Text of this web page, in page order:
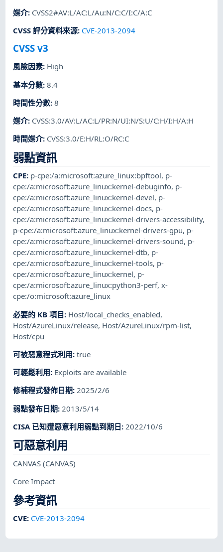
媒介: CVSS2#AV:L/AC:L/Au:N/C:C/I:C/A:C
CVSS 評分資料來源: CVE-2013-2094
CVSS v3
風險因素: High
基本分數:8.4
時間性分數:8
媒介: CVSS:3.0/AV:L/AC:L/PR:N/UI:N/S:U/C:H/I:H/A:H
時間媒介: CVSS:3.0/E:H/RL:O/RC:C
弱點資訊
CPE: p-cpe:/a:microsoft:azure_linux:bpftool, p-
cpe:/a:microsoft:azure_linux:kernel-debuginfo, p-
cpe:/a:microsoft:azure_linux:kernel-devel, p-
cpe:/a:microsoft:azure_linux:kernel-docs, p-
cpe:/a:microsoft:azure_linux:kernel-drivers-accessibility,
p-cpe:/a:microsoft:azure_linux:kernel-drivers-gpu, p-
cpe:/a:microsoft:azure_linux:kernel-drivers-sound, p-
cpe:/a:microsoft:azure_linux:kernel-dtb, p-
cpe:/a:microsoft:azure_linux:kernel-tools, p-
cpe:/a:microsoft:azure_linux:kernel, p-
cpe:/a:microsoft:azure_linux:python3-perf,x-
cpe:/o:microsoft:azure_linux
必要的 KB 項目: Host/local_checks_enabled,
Host/AzureLinux/release, Host/AzureLinux/rpm-list,
Host/cpu
可被惡意程式利用:true
可輕鬆利用: Exploits are available
修補程式發佈日期:2025/2/6
弱點發布日期: 2013/5/14
CISA 已知遭惡意利用弱點到期日:2022/10/6
可惡意利用
CANVAS(CANVAS)
Core Impact
參考資訊
CVE: CVE-2013-2094